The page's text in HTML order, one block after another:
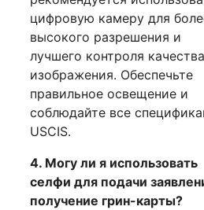
цифровую камеру для
высокого разрешения и
лучшего контроля качества
изображения. Обеспечьте
правильное освещение и
соблюдайте все
USCIS.
4. Могу ли я использовать
селфи для подачи
получение грин-карты?